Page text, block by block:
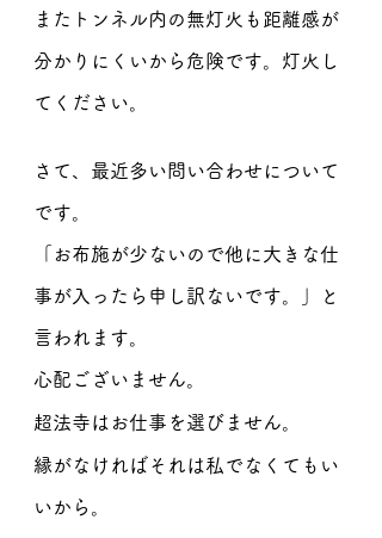
またトンネル内の無灯火も距離感が
分かりにくいから危険です。灯火し
てください。
さて、最近多い問い合わせについて
です。
「お布施が少ないので他に大きな仕
事が入ったら申し訳ないです。」と
言われます。
心配ございません。
超法寺はお仕事を選びません。
縁がなければそれは私でなくてもい
いから。